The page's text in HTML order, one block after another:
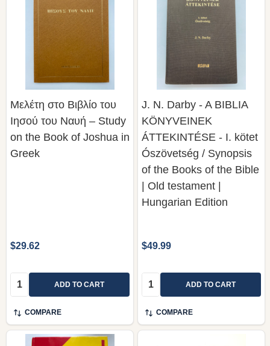
Μελέτη στο Βιβλίο του
Ιησού του Ναυή – Study
on the Book of Joshua in
Greek
$29.62
Quantity: ADD TO CART
COMPARE
J. N. Darby - A BIBLIA
KÖNYVEINEK
ÁTTEKINTÉSE - I. kötet
Ószövetség / Synopsis
of the Books of the Bible
| Old testament |
Hungarian Edition
$49.99
Quantity: ADD TO CART
COMPARE